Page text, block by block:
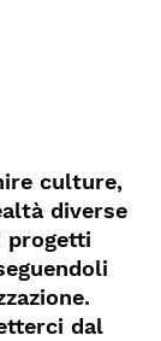
culture,
diverse
progetti
dal